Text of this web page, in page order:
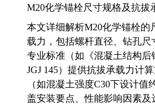
M20化学锚栓尺寸规格及抗拔
本文详细解析M20化学锚栓的
载力，包括螺杆直径、钻孔尺
专业标准（如《混凝土结构后
JGJ 145）提供抗拔承载力计
（如混凝土强度C30下设计值
盖安装要点、性能影响因素及